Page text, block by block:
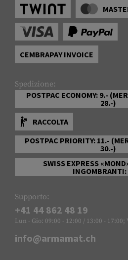
CEMBRAPAY INVOICE
Spedizione:
POSTPAC ECONOMY: 9.-
28.-)
RACCOLTA
POSTPAC PRIORITY: 11.-
30.-)
SWISS EXPRESS
Supporto:
+41 44 862 48 19
Lun - Gio: 09:00 - 12:00 / 13:00 - 17:00;
info@armamat.ch